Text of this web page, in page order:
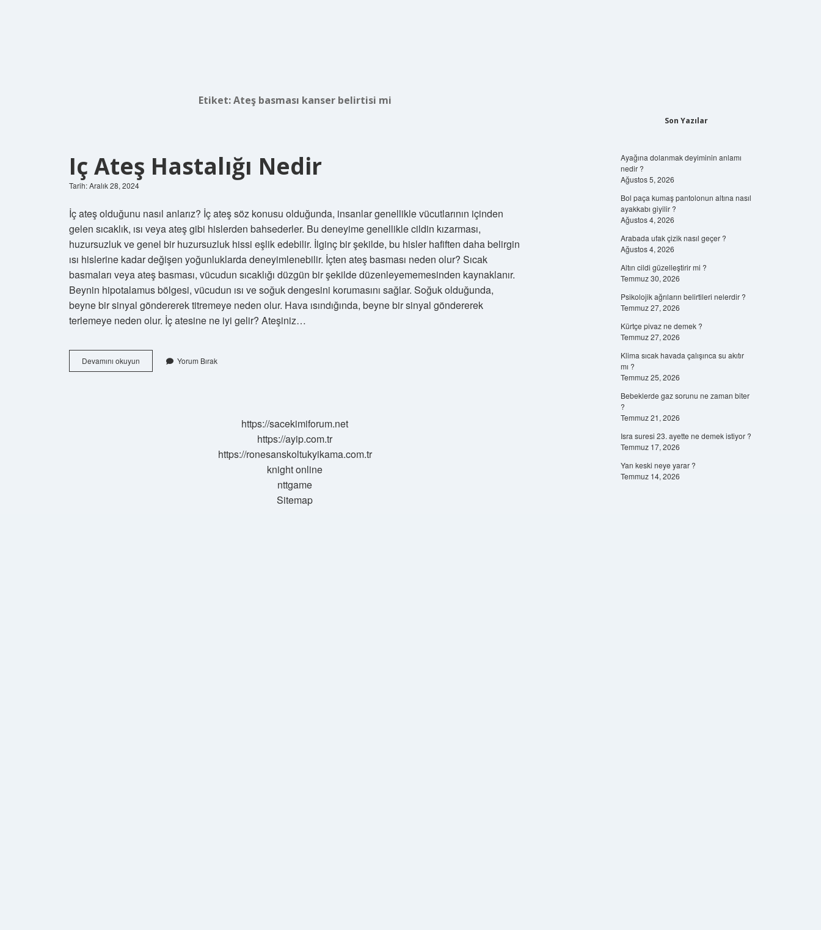
Etiket:Ateş basması kanser belirtisi mi
Iç Ateş Hastalığı Nedir
Tarih: Aralık 28, 2024
İç ateş olduğunu nasıl anlarız? İç ateş söz konusu olduğunda, insanlar genellikle vücutlarının içinden
gelen sıcaklık, ısı veya ateş gibi hislerden bahsederler. Bu deneyime genellikle cildin kızarması,
huzursuzluk ve genel bir huzursuzluk hissi eşlik edebilir. İlginç bir şekilde, bu hisler hafiften daha belirgin
ısı hislerine kadar değişen yoğunluklarda deneyimlenebilir. İçten ateş basması neden olur? Sıcak
basmaları veya ateş basması, vücudun sıcaklığı düzgün bir şekilde düzenleyememesinden kaynaklanır.
Beynin hipotalamus bölgesi, vücudun ısı ve soğuk dengesini korumasını sağlar. Soğuk olduğunda,
beyne bir sinyal göndererek titremeye neden olur. Hava ısındığında, beyne bir sinyal göndererek
terlemeye neden olur. İç atesine ne iyi gelir? Ateşiniz…
Devamını okuyun
Ateş
Yorum Bırak
https://sacekimiforum.net
https://ayip.com.tr
https://ronesanskoltukyikama.com.tr
knight online
nttgame
Sitemap
Son Yazılar
Ayağına dolanmak deyiminin anlamı
nedir ?
Ağustos 5, 2026
Bol paça kumaş pantolonun altına nasıl
ayakkabı giyilir ?
Ağustos 4, 2026
Arabada ufak çizik nasıl geçer ?
Ağustos 4, 2026
Altın cildi güzelleştirir mi ?
Temmuz 30, 2026
Psikolojik ağrıların belirtileri nelerdir ?
Temmuz 27, 2026
Kürtçe pivaz ne demek ?
Temmuz 27, 2026
Klima sıcak havada çalışınca su akıtır
mı ?
Temmuz 25, 2026
Bebeklerde gaz sorunu ne zaman biter
?
Temmuz 21, 2026
Isra suresi 23. ayette ne demek istiyor ?
Temmuz 17, 2026
Yan keski neye yarar ?
Temmuz 14, 2026